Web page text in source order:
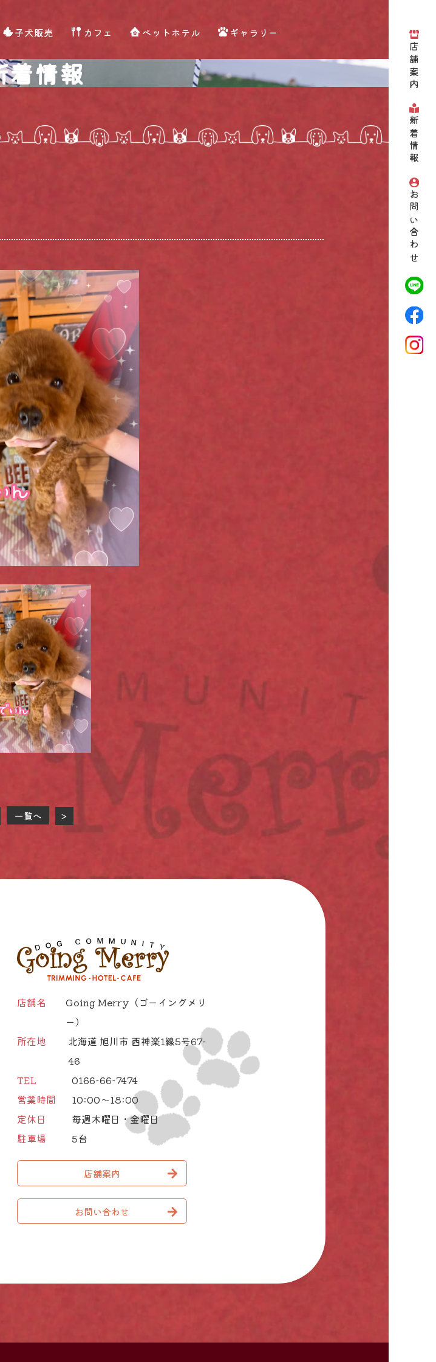
子犬販売 カフェ ペットホテル ギャラリー
店舗案内
新着情報
お問い合わせ
着情報
一覧へ >
店舗名 Going Merry（ゴーイングメリ
ー）
所在地
北海道 旭川市 西神楽1線5号67-
46
TEL
0166-66-7474
営業時間
10:00～18:00
定休日
毎週木曜日・金曜日
駐車場
5台
店舗案内
お問い合わせ